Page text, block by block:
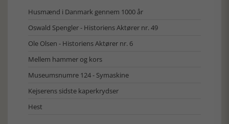
Husmænd i Danmark gennem 1000 år
Oswald Spengler - Historiens Aktører nr. 49
Ole Olsen - Historiens Aktører nr. 6
Mellem hammer og kors
Museumsnumre 124 - Symaskine
Kejserens sidste kaperkrydser
Hest